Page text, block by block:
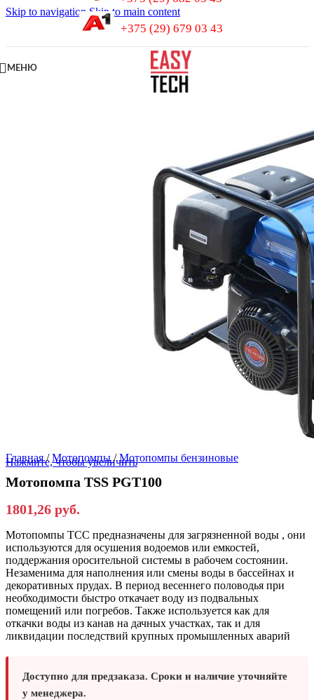
Skip to navigation Skip to main content
+375 (29) 679 03 43
МЕНЮ
Нажмите, чтобы увеличить
Главная/ Мотопомпы/ Мотопомпы бензиновые
Мотопомпа TSS PGT100
1801,26 руб.
Мотопомпы ТСС предназначены для загрязненной воды , они
используются для осушения водоемов или емкостей,
поддержания оросительной системы в рабочем состоянии.
Незаменима для наполнения или смены воды в бассейнах и
декоративных прудах. В период весеннего половодья при
необходимости быстро откачает воду из подвальных
помещений или погребов. Также используется как для
откачки воды из канав на дачных участках, так и для
ликвидации последствий крупных промышленных аварий
Доступно для предзаказа. Сроки и наличие уточняйте
у менеджера.